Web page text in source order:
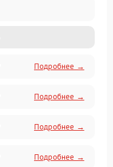
Подробнее →
Подробнее →
Подробнее →
Подробнее →